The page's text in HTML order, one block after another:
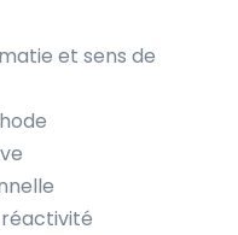
et sens de